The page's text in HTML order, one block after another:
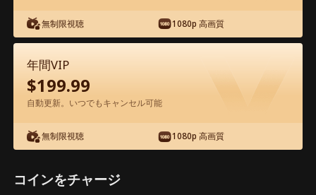
エピソード31 - 屋台の親父は、建設王だ
った 映画フル
ドラマ別名： 俺の父は業界の一番大物だった
1-50 51-58 全エピソード
31
無制限視聴 1080p 高画質
年間VIP
$199.99
自動更新。いつでもキャンセル可能
無制限視聴 1080p 高画質
コインをチャージ